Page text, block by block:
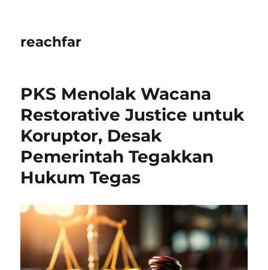
reachfar
PKS Menolak Wacana
Restorative Justice untuk
Koruptor, Desak
Pemerintah Tegakkan
Hukum Tegas